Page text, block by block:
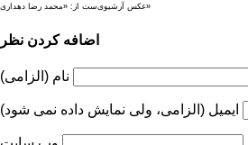
عکس آرشیوی‌ست از: «محمد رضا دهداری»
اضافه کردن نظر
نام (الزامی)
ایمیل (الزامی، ولی نمایش داده نمی شود)